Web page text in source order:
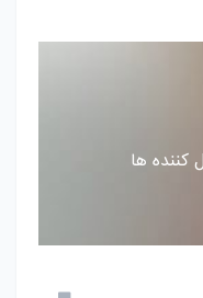
کننده ها